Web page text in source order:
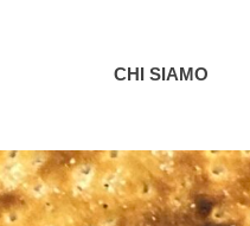
CHI SIAMO